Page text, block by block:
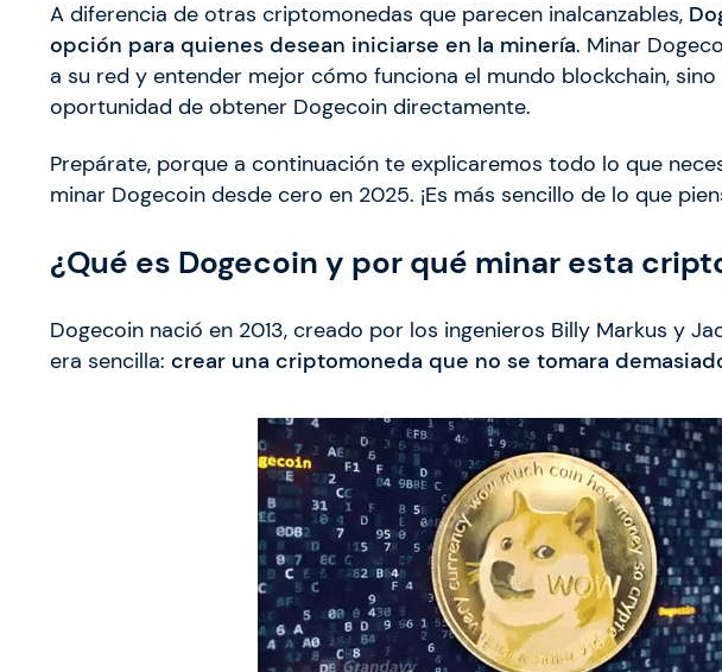
A diferencia de otras criptomonedas que parecen inalcanzables,
opción para quienes desean iniciarse en la minería. Minar
a su red y entender mejor cómo funciona el mundo blockchain,
oportunidad de obtener Dogecoin directamente.
Prepárate, porque a continuación te explicaremos todo lo que
minar Dogecoin desde cero en 2025. ¡Es más sencillo de lo que
¿Qué es Dogecoin y por qué minar esta
Dogecoin nació en 2013, creado por los ingenieros Billy Markus y
era sencilla: crear una criptomoneda que no se tomara